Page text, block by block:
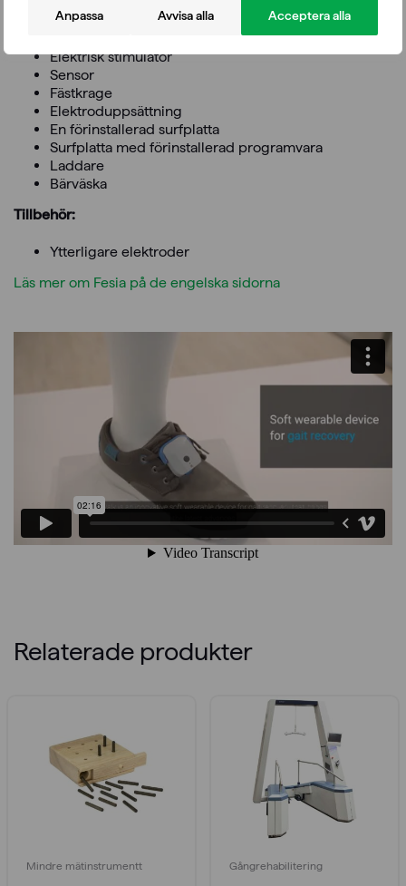
Anpassa Avvisa alla Acceptera alla
I paketet ingår:
Elektrisk stimulator
Sensor
Fästkrage
Elektroduppsättning
En förinstallerad surfplatta
Surfplatta med förinstallerad programvara
Laddare
Bärväska
Tillbehör:
Ytterligare elektroder
Läs mer om Fesia på de engelska sidorna
Relaterade produkter
Mindre mätinstrumentt Gångrehabilitering